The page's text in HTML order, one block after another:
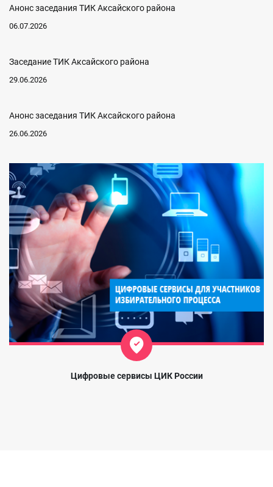
Анонс заседания ТИК Аксайского района
06.07.2026
Заседание ТИК Аксайского района
29.06.2026
Анонс заседания ТИК Аксайского района
26.06.2026
Цифровые сервисы ЦИК России